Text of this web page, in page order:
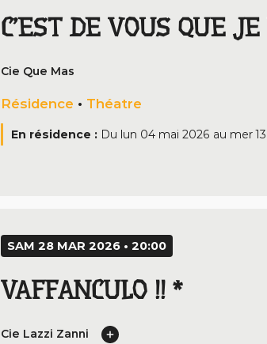
C’EST DE VOUS QUE
Cie Que Mas
Résidence • Théatre
En résidence : Du lun 04 mai 2026 au mer
SAM 28 MAR 2026 • 20:00
VAFFANCULO !! *
Cie Lazzi Zanni